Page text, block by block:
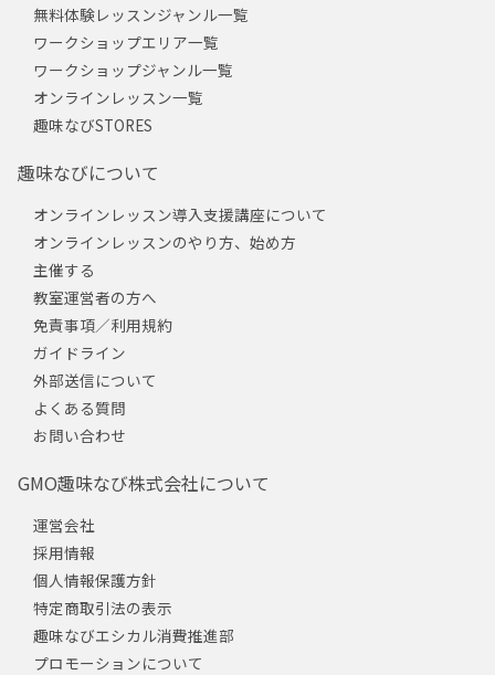
無料体験レッスンジャンル一覧
ワークショップエリア一覧
ワークショップジャンル一覧
オンラインレッスン一覧
趣味なびSTORES
趣味なびについて
オンラインレッスン導入支援講座について
オンラインレッスンのやり方、始め方
主催する
教室運営者の方へ
免責事項／利用規約
ガイドライン
外部送信について
よくある質問
お問い合わせ
GMO趣味なび株式会社について
運営会社
採用情報
個人情報保護方針
特定商取引法の表示
趣味なびエシカル消費推進部
プロモーションについて